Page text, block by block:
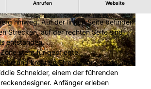
Leopold Hermann | CC-BY-SA
Leopold Herm
|CC-BY-SA
© MTB Zone Bikepark Willingen, Leopold Herm
ann |CC-BY-SA
Anrufen Website
Adrenalin
15 Kilometern Gesamtlänge ziehen sich
hinweg. Auf der linken Seite befinden
Strecken, auf der rechten Seite sind
entstanden.
steht für gepflegte,
und kreative Streckenangebote aus
Schneider, einem der führenden
Anfänger erleben